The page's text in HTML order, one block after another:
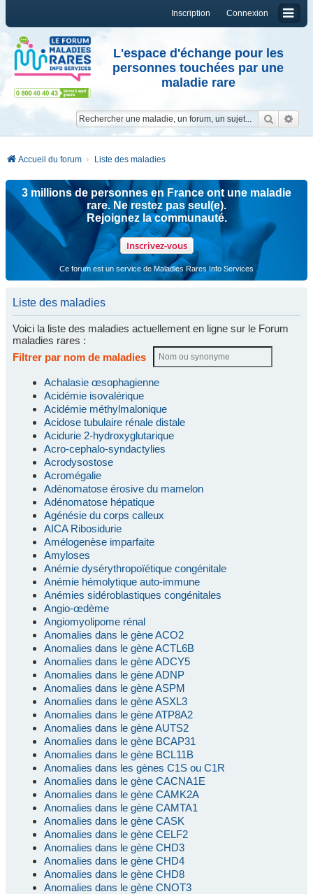
Connexion
Inscription
L'espace d'échange pour les
personnes touchées par une
maladie rare
Accueil du forum Liste des maladies
3 millions de personnes en France ont une maladie
rare. Ne restez pas seul(e).
Rejoignez la communauté.
Inscrivez-vous
Ce forum est un service de Maladies Rares Info Services
Liste des maladies
Voici la liste des maladies actuellement en ligne sur le Forum
maladies rares :
Filtrer par nom de maladies
Achalasie œsophagienne
Acidémie isovalérique
Acidémie méthylmalonique
Acidose tubulaire rénale distale
Acidurie 2-hydroxyglutarique
Acro-cephalo-syndactylies
Acrodysostose
Acromégalie
Adénomatose érosive du mamelon
Adénomatose hépatique
Agénésie du corps calleux
AICA Ribosidurie
Amélogenèse imparfaite
Amyloses
Anémie dysérythropoïétique congénitale
Anémie hémolytique auto-immune
Anémies sidéroblastiques congénitales
Angio-œdème
Angiomyolipome rénal
Anomalies dans le gène ACO2
Anomalies dans le gène ACTL6B
Anomalies dans le gène ADCY5
Anomalies dans le gène ADNP
Anomalies dans le gène ASPM
Anomalies dans le gène ASXL3
Anomalies dans le gène ATP8A2
Anomalies dans le gène AUTS2
Anomalies dans le gène BCAP31
Anomalies dans le gène BCL11B
Anomalies dans les gènes C1S ou C1R
Anomalies dans le gène CACNA1E
Anomalies dans le gène CAMK2A
Anomalies dans le gène CAMTA1
Anomalies dans le gène CASK
Anomalies dans le gène CELF2
Anomalies dans le gène CHD3
Anomalies dans le gène CHD4
Anomalies dans le gène CHD8
Anomalies dans le gène CNOT3